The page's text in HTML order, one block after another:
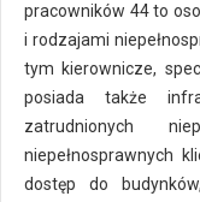
pracowników 44 to
i rodzajami
tym kierownicze,
posiada także
zatrudnionych
niepełnosprawnych
dostęp do